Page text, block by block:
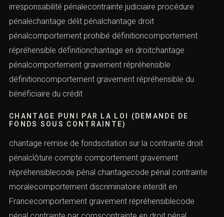
irresponsabilité pénalecontrainte judiciaire procédure
pénalechantage délit pénalchantage droit
pénalcomportement prohibé définitioncomportement
répréhensible définitionchantage en droitchantage
pénalcomportement gravement répréhensible
définitioncomportement gravement répréhensible du
bénéficiaire du crédit
CHANTAGE PUNI PAR LA LOI (DEMANDE DE
FONDS SOUS CONTRAINTE)
chantage remise de fondscitation sur la contrainte droit
pénalclôture compte comportement gravement
répréhensiblecode pénal chantagecode pénal contrainte
moralecomportement discriminatoire interdit en
Francecomportement gravement répréhensiblecode